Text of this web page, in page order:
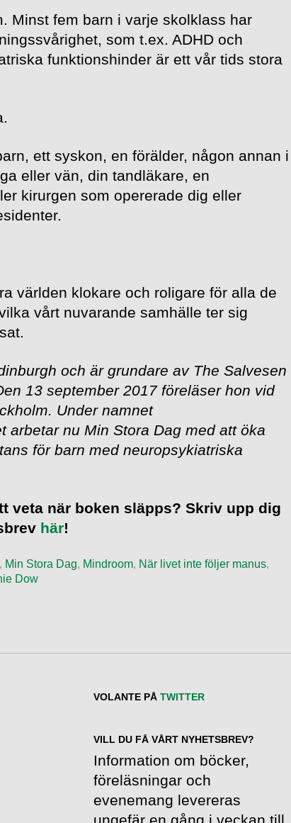
Minst fem barn i varje skolklass har
som t.ex. ADHD och
funktionshinder är ett vår tids stora
ett syskon, en förälder, någon annan i
eller vän, din tandläkare, en
kirurgen som opererade dig eller
världen klokare och roligare för alla de
vårt nuvarande samhälle ter sig
och är grundare av The Salvesen
13 september 2017 föreläser hon vid
Under namnet
arbetar nu Min Stora Dag med att öka
för barn med neuropsykiatriska
veta när boken släpps? Skriv upp dig
här!
, Min Stora Dag, Mindroom, När livet inte följer manus,
Dow
VOLANTE PÅ TWITTER
VILL DU FÅ VÅRT NYHETSBREV?
Information om böcker,
föreläsningar och
evenemang levereras
ungefär en gång i veckan till